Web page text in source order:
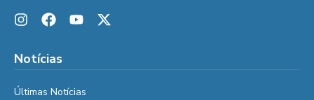
Notícias
Últimas Notícias